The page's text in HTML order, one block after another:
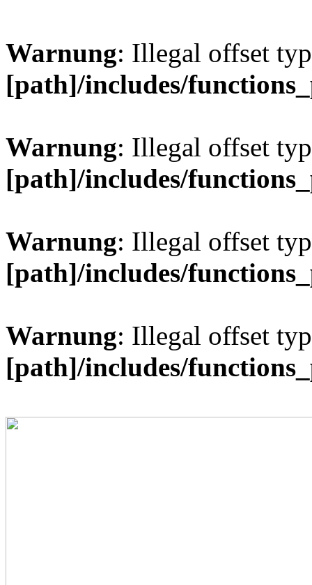
Warnung: Illegal offset
[path]/includes/
Warnung: Illegal offset
[path]/includes/
Warnung: Illegal offset
[path]/includes/
Warnung: Illegal offset
[path]/includes/